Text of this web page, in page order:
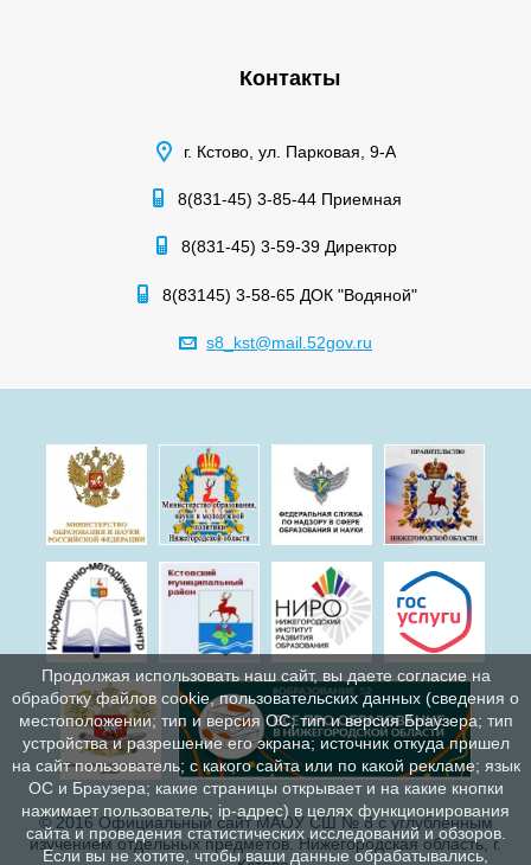
Контакты
г. Кстово, ул. Парковая, 9-А
8(831-45) 3-85-44 Приемная
8(831-45) 3-59-39 Директор
8(83145) 3-58-65 ДОК "Водяной"
s8_kst@mail.52gov.ru
© 2016 Официальный сайт МАОУ СШ № 8 с углублённым
изучением отдельных предметов. Нижегородская область, г.
Продолжая использовать наш сайт, вы даете согласие на
обработку файлов cookie, пользовательских данных (сведения о
местоположении; тип и версия ОС; тип и версия Браузера; тип
устройства и разрешение его экрана; источник откуда пришел
на сайт пользователь; с какого сайта или по какой рекламе; язык
ОС и Браузера; какие страницы открывает и на какие кнопки
нажимает пользователь; ip-адрес) в целях функционирования
сайта и проведения статистических исследований и обзоров.
Если вы не хотите, чтобы ваши данные обрабатывались,